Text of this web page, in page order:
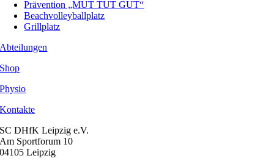
Prävention „MUT TUT GUT“
Beachvolleyballplatz
Grillplatz
Abteilungen
Shop
Physio
Kontakte
SC DHfK Leipzig e.V.
Am Sportforum 10
04105 Leipzig